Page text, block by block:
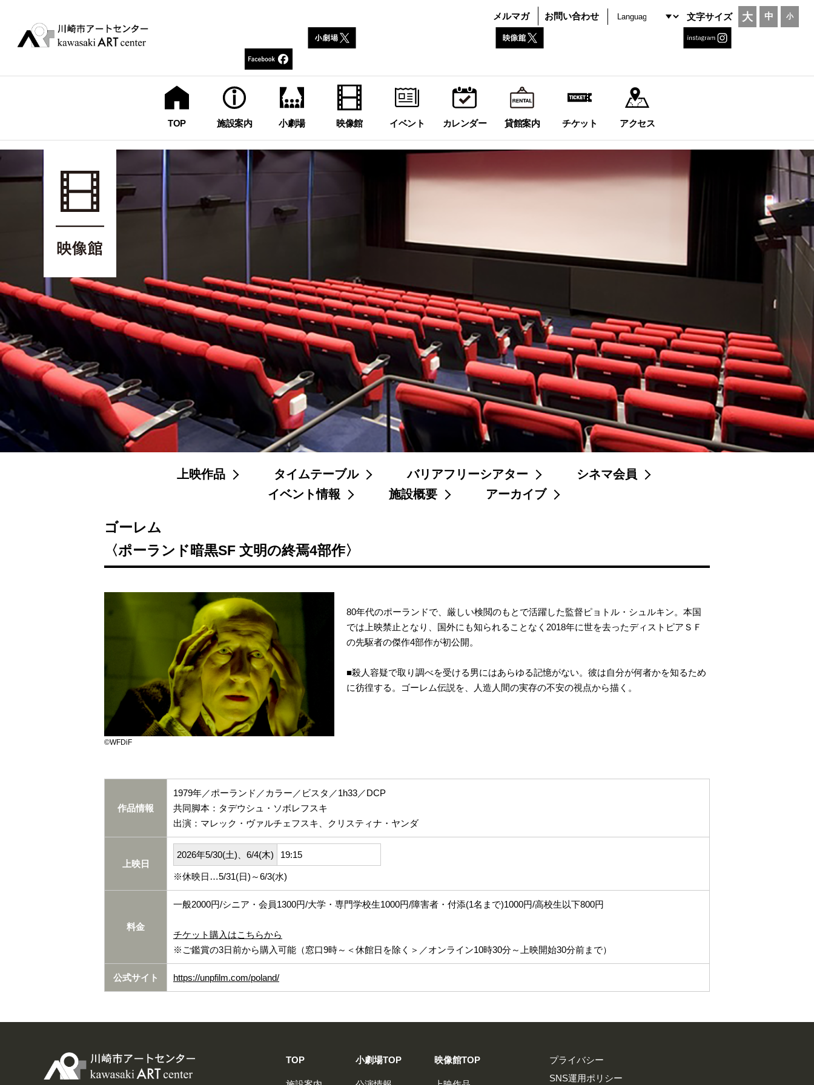
メルマガ お問い合わせ 文字サイズ 大 中 小
TOP 施設案内 小劇場 映像館 イベント カレンダー 貸館案内 チケット アクセス
上映作品 タイムテーブル バリアフリーシアター
シネマ会員
イベント情報
施設概要 アーカイブ
ゴーレム
〈ポーランド暗黒SF 文明の終焉4部作〉
©WFDiF
80年代のポーランドで、厳しい検閲のもとで活躍した監督ピョトル・シュルキン。本国
では上映禁止となり、国外にも知られることなく2018年に世を去ったディストピアＳＦ
の先駆者の傑作4部作が初公開。
■殺人容疑で取り調べを受ける男にはあらゆる記憶がない。彼は自分が何者かを知るため
に彷徨する。ゴーレム伝説を、人造人間の実存の不安の視点から描く。
作品情報
1979年／ポーランド／カラー／ビスタ／1h33／DCP
共同脚本：タデウシュ・ソボレフスキ
出演：マレック・ヴァルチェフスキ、クリスティナ・ヤンダ
上映日
2026年5/30(土)、6/4(木) 19:15
※休映日…5/31(日)～6/3(水)
料金
一般2000円/シニア・会員1300円/大学・専門学校生1000円/障害者・付添(1名まで)1000円/高校生以下800円
チケット購入はこちらから
※ご鑑賞の3日前から購入可能（窓口9時～＜休館日を除く＞／オンライン10時30分～上映開始30分前まで）
公式サイト https://unpfilm.com/poland/
TOP 小劇場TOP 映像館TOP
プライバシー
SNS運用ポリシー